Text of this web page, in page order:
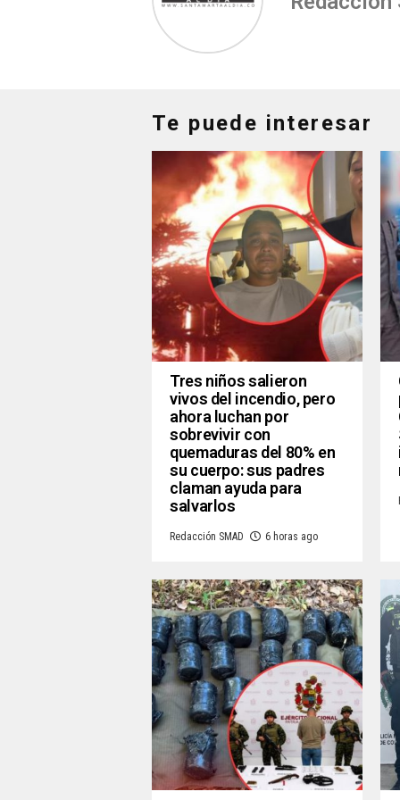
Te puede interesar
Tres niños salieron
vivos del incendio, pero
ahora luchan por
sobrevivir con
quemaduras del 80% en
su cuerpo: sus padres
claman ayuda para
salvarlos
Redacción SMAD 6 horas ago